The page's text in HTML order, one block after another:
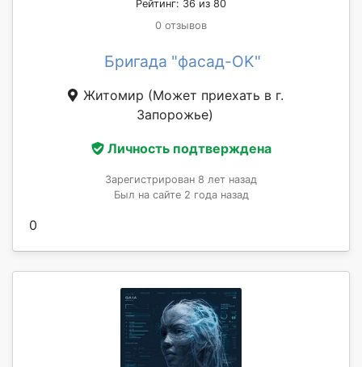
Рейтинг: 36 из 80
0 отзывов
Бригада "фасад-OK"
Житомир (Может приехать в г.
Запорожье)
Личность подтверждена
Зарегистрирован 8 лет назад
Был на сайте 2 года назад
0